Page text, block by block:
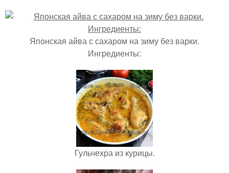
Японская айва с сахаром на зиму без варки.
Ингредиенты:
Гульчехра из курицы.